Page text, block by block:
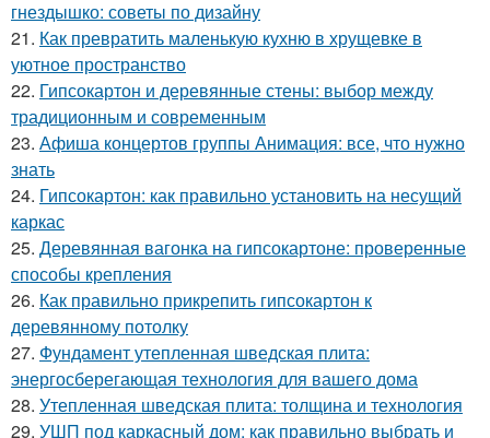
гнездышко: советы по дизайну
21. Как превратить маленькую кухню в хрущевке в
уютное пространство
22. Гипсокартон и деревянные стены: выбор между
традиционным и современным
23. Афиша концертов группы Анимация: все, что нужно
знать
24. Гипсокартон: как правильно установить на несущий
каркас
25. Деревянная вагонка на гипсокартоне: проверенные
способы крепления
26. Как правильно прикрепить гипсокартон к
деревянному потолку
27. Фундамент утепленная шведская плита:
энергосберегающая технология для вашего дома
28. Утепленная шведская плита: толщина и технология
29. УШП под каркасный дом: как правильно выбрать и